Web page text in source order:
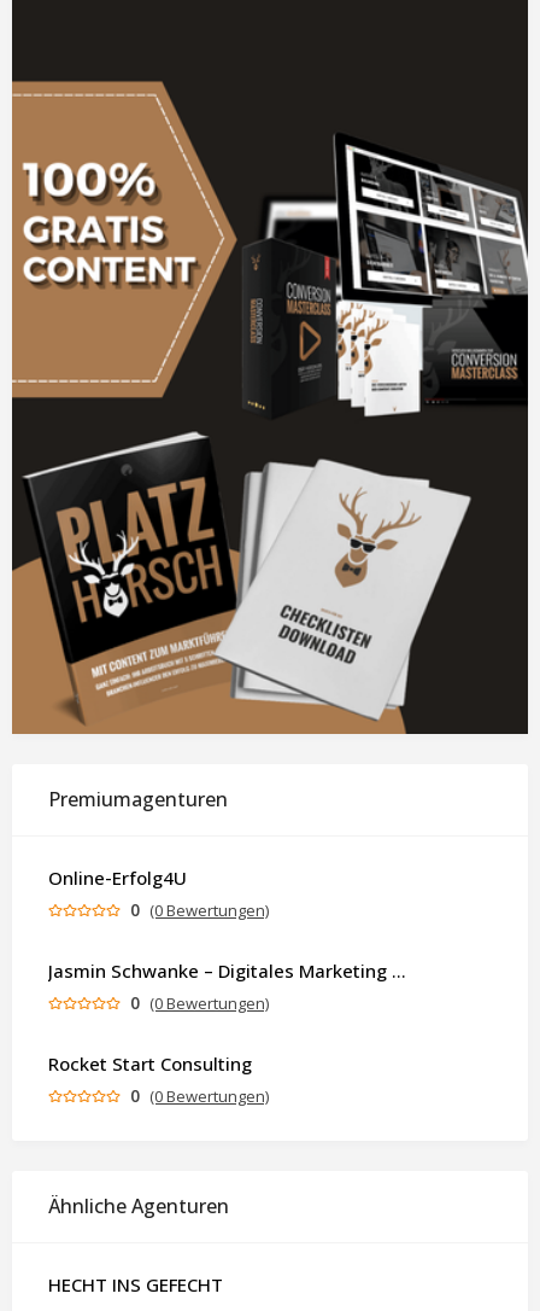
Premiumagenturen
Online-Erfolg4U
0 (0 Bewertungen)
Jasmin Schwanke – Digitales Marketing & KI-gestützte Contenterstellung
0 (0 Bewertungen)
Rocket Start Consulting
0 (0 Bewertungen)
Ähnliche Agenturen
HECHT INS GEFECHT